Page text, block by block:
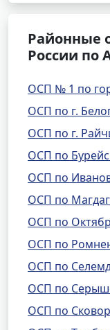
Районные
России по
ОСП № 1 по
ОСП по г.
ОСП по г.
ОСП по
ОСП по
ОСП по
ОСП по
ОСП по
ОСП по
ОСП по
ОСП по